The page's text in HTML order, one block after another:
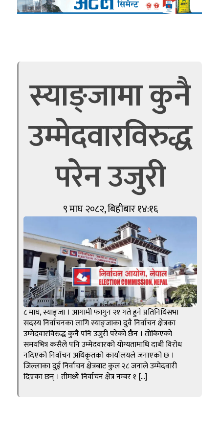
स्याङ्जामा कुनै
उम्मेदवारविरुद्ध
परेन उजुरी
९ माघ २०८२, बिहीबार १४:१६
८ माघ, स्याङ्जा । आगामी फागुन २१ गते हुने प्रतिनिधिसभा
सदस्य निर्वाचनका लागि स्याङ्जाका दुवै निर्वाचन क्षेत्रका
उम्मेदवारविरुद्ध कुनै पनि उजुरी परेको छैन । तोकिएको
समयभित्र कसैले पनि उम्मेदवारको योग्यतामाथि दाबी विरोध
नदिएको निर्वाचन अधिकृतको कार्यालयले जनाएको छ ।
जिल्लाका दुई निर्वाचन क्षेत्रबाट कुल २८ जनाले उम्मेदवारी
दिएका छन् । तीमध्ये निर्वाचन क्षेत्र नम्बर १ […]